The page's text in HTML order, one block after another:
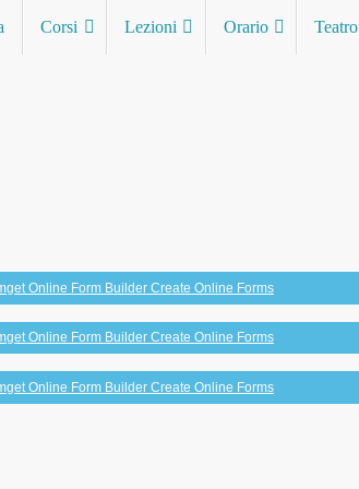
Corsi Lezioni Orario Teatro
Online Form Builder Create Online Forms
Online Form Builder Create Online Forms
Online Form Builder Create Online Forms